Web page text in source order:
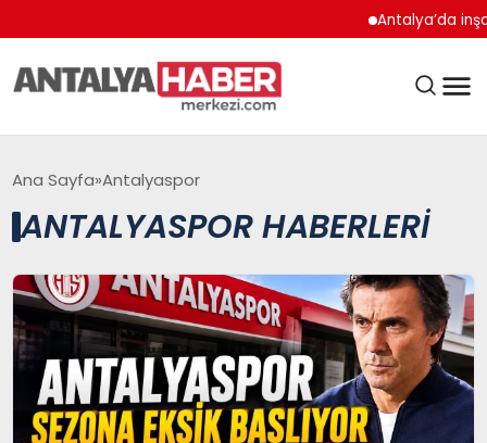
Antalya’da inşaat
ANASAYFA
BELEDIYELER
EĞITIM
Ana Sayfa Antalyaspor
ANTALYASPOR HABERLERI